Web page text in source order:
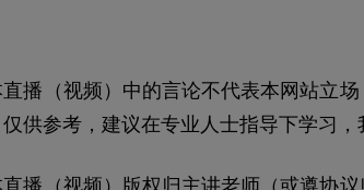
播（视频）中的言论不代表本网站立
供参考，建议在专业人士指导下学习
播（视频）版权归主讲老师（或遵协